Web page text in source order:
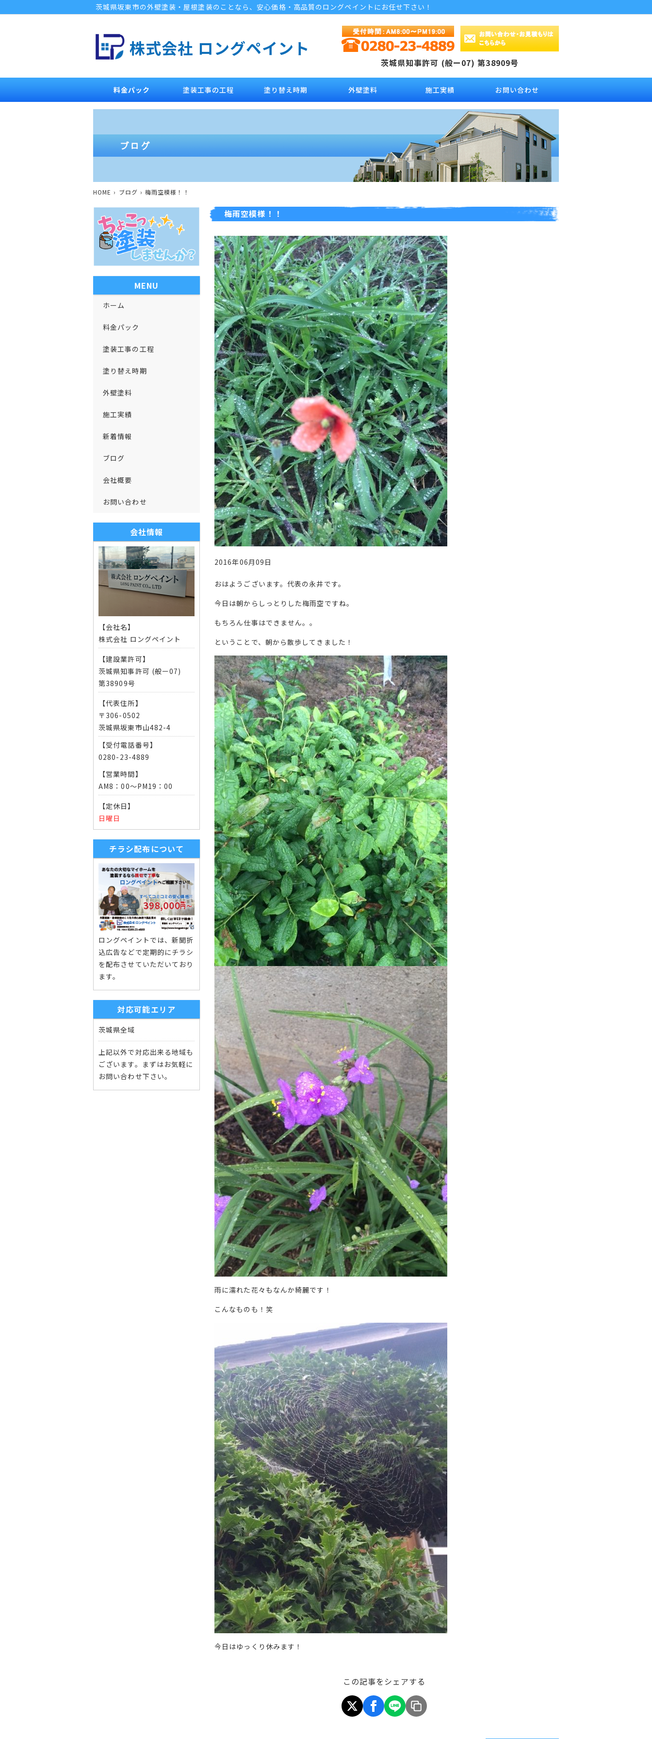
茨城県坂東市の外壁塗装・屋根塗装のことなら、安心価格・高品質のロングペイントにお任せ下さい！
株式会社 ロングペイント
茨城県知事許可 (般ー07) 第38909号
料金パック 塗装工事の工程 塗り替え時期 外壁塗料 施工実績 お問い合わせ
HOME ブログ 梅雨空模様！！
梅雨空模様！！
2016年06月09日
おはようございます。代表の永井です。
今日は朝からしっとりした梅雨空ですね。
もちろん仕事はできません。。
ということで、朝から散歩してきました！
雨に濡れた花々もなんか綺麗です！
こんなものも！笑
今日はゆっくり休みます！
この記事をシェアする
MENU
ホーム
料金パック
塗装工事の工程
塗り替え時期
外壁塗料
施工実績
新着情報
ブログ
会社概要
お問い合わせ
会社情報
【会社名】
株式会社 ロングペイント
【建設業許可】
茨城県知事許可 (般ー07)
第38909号
【代表住所】
〒306-0502
茨城県坂東市山482-4
【受付電話番号】
0280-23-4889
【営業時間】
AM8：00～PM19：00
【定休日】
日曜日
チラシ配布について
ロングペイントでは、新聞折
込広告などで定期的にチラシ
を配布させていただいており
ます。
対応可能エリア
茨城県全域
上記以外で対応出来る地域も
ございます。まずはお気軽に
お問い合わせ下さい。